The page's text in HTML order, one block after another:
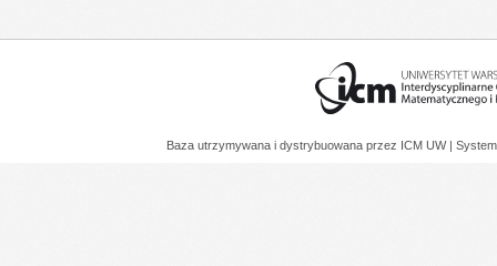
Baza utrzymywana i dystrybuowana przez ICM UW |